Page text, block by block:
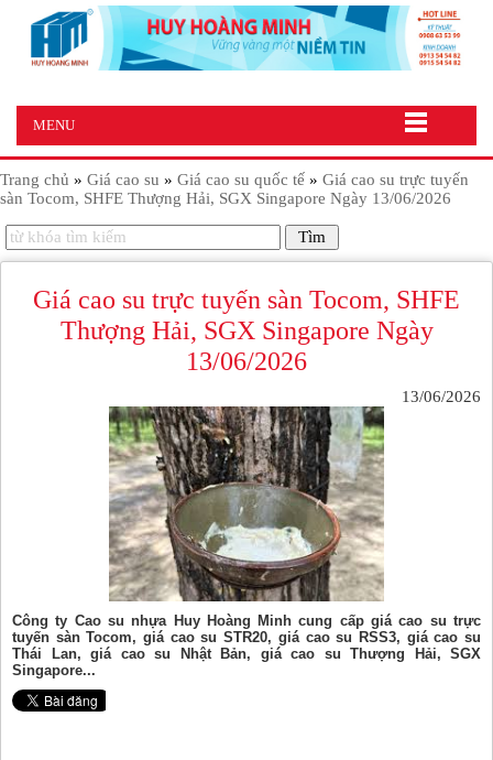
MENU
Trang chủ » Giá cao su » Giá cao su quốc tế » Giá cao su trực tuyến
sàn Tocom, SHFE Thượng Hải, SGX Singapore Ngày 13/06/2026
Giá cao su trực tuyến sàn Tocom, SHFE
Thượng Hải, SGX Singapore Ngày
13/06/2026
13/06/2026
Công ty Cao su nhựa Huy Hoàng Minh cung cấp giá cao su trực
tuyến sàn Tocom, giá cao su STR20, giá cao su RSS3, giá cao su
Thái Lan, giá cao su Nhật Bản, giá cao su Thượng Hải, SGX
Singapore...